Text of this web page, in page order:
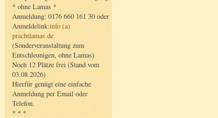
* ohne Lamas *
Anmeldung: 0176 660 161 30 oder
Anmeldelink:info (a)
prachtlamas.de
(Sonderveranstaltung zum
Entschleunigen, ohne Lamas)
Noch 12 Plätze frei (Stand vom
03.08.2026)
Hierfür genügt eine einfache
Anmeldung per Email oder
Telefon.
* * *